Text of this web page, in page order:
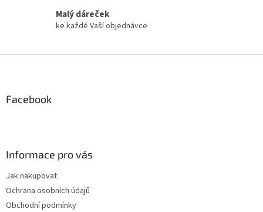
u
Malý dáreček
ke každé Vaší objednávce
Facebook
Informace pro vás
Jak nakupovat
Ochrana osobních údajů
Obchodní podmínky